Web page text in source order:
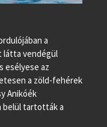
a
látta vendégül
esélyese az
a zöld-fehérek
Anikóék
belül tartották a